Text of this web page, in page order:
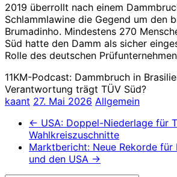
2019 überrollt nach einem
Schlammlawine die Gegend um den
Brumadinho. Mindestens 270
Süd hatte den Damm als sicher
Rolle des deutschen
11KM-Podcast: Dammbruch in
Verantwortung trägt TÜV Süd?
kaant 27. Mai 2026 Allgemein
← USA: Doppel-Niederlage für
Wahlkreiszuschnitte
Marktbericht: Neue Rekorde für
und den USA →